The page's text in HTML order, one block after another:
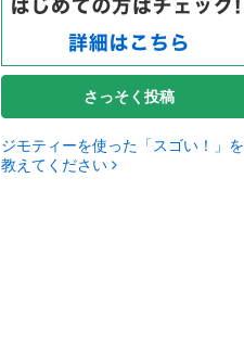
さっそく投稿
ジモティーを使った「スゴい！」を
教えてください